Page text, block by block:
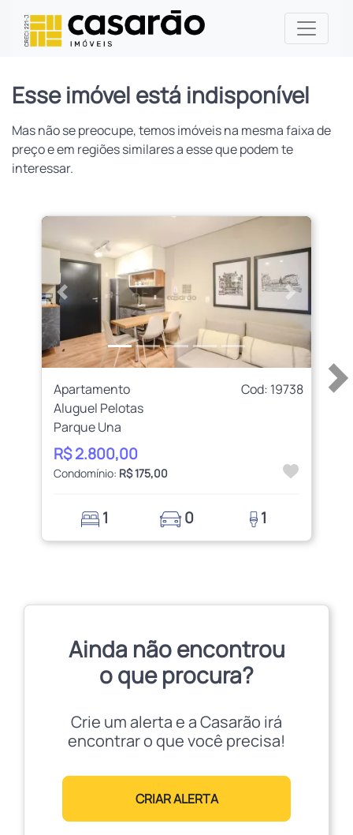
Esse imóvel está indisponível
Mas não se preocupe, temos imóveis na mesma faixa de
preço e em regiões similares a esse que podem te
interessar.
Anterior Próximo
Apartamento
Cod: 19738
Aluguel Pelotas
Parque Una
R$ 2.800,00
Condomínio: R$ 175,00
1 0 1
Ainda não encontrou
o que procura?
Crie um alerta e a Casarão irá
encontrar o que você precisa!
CRIAR ALERTA